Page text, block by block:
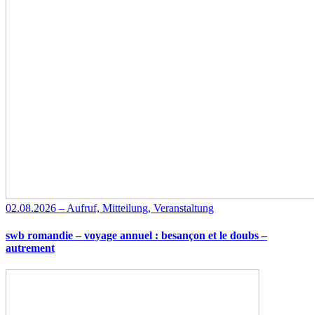
02.08.2026 – Aufruf, Mitteilung, Veranstaltung
swb romandie – voyage annuel : besançon et le doubs –
autrement